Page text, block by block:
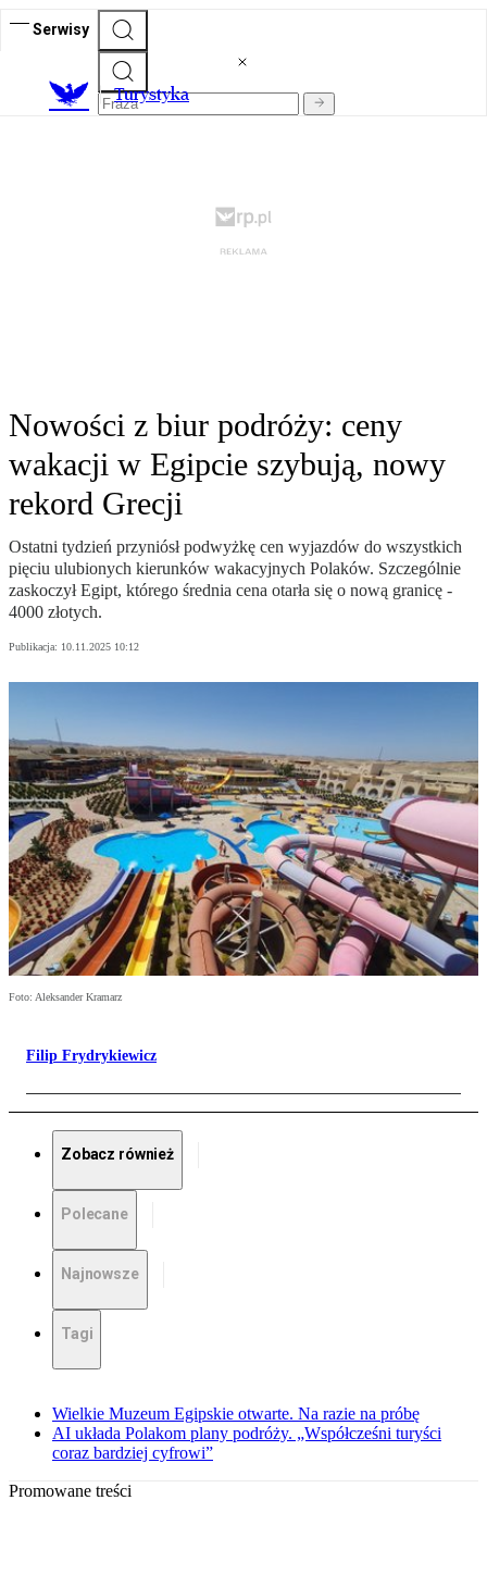
Serwisy
Turystyka
Nowości z biur podróży: ceny
wakacji w Egipcie szybują, nowy
rekord Grecji
Ostatni tydzień przyniósł podwyżkę cen wyjazdów do wszystkich
pięciu ulubionych kierunków wakacyjnych Polaków. Szczególnie
zaskoczył Egipt, którego średnia cena otarła się o nową granicę -
4000 złotych.
Publikacja: 10.11.2025 10:12
Foto: Aleksander Kramarz
Filip Frydrykiewicz
Zobacz również
Polecane
Najnowsze
Tagi
Wielkie Muzeum Egipskie otwarte. Na razie na próbę
AI układa Polakom plany podróży. „Współcześni turyści
coraz bardziej cyfrowi”
Promowane treści